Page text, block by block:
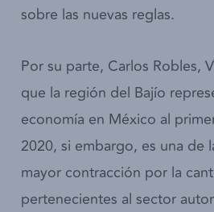
sobre las nuevas reglas.
Por su parte, Carlos Robles,
que la región del Bajío
economía en México al
2020, si embargo, es una de
mayor contracción por la
pertenecientes al sector